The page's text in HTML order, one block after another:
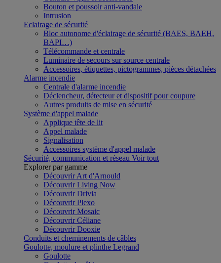
Bouton et poussoir anti-vandale
Intrusion
Eclairage de sécurité
Bloc autonome d'éclairage de sécurité (BAES, BAEH,
BAPI…)
Télécommande et centrale
Luminaire de secours sur source centrale
Accessoires, étiquettes, pictogrammes, pièces détachées
Alarme incendie
Centrale d'alarme incendie
Déclencheur, détecteur et dispositif pour coupure
Autres produits de mise en sécurité
Système d'appel malade
Applique tête de lit
Appel malade
Signalisation
Accessoires système d'appel malade
Sécurité, communication et réseau Voir tout
Explorer par gamme
Découvrir Art d'Arnould
Découvrir Living Now
Découvrir Drivia
Découvrir Plexo
Découvrir Mosaic
Découvrir Céliane
Découvrir Dooxie
Conduits et cheminements de câbles
Goulotte, moulure et plinthe Legrand
Goulotte